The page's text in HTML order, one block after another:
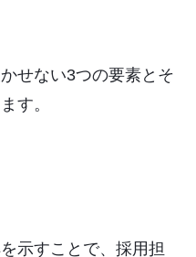
せない3つの要素とそ
す。
示すことで、採用担